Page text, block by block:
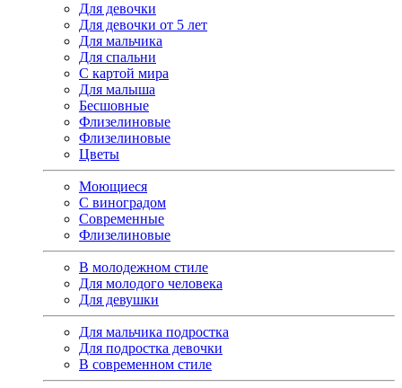
Для девочки
Для девочки от 5 лет
Для мальчика
Для спальни
С картой мира
Для малыша
Бесшовные
Флизелиновые
Флизелиновые
Цветы
Моющиеся
С виноградом
Современные
Флизелиновые
В молодежном стиле
Для молодого человека
Для девушки
Для мальчика подростка
Для подростка девочки
В современном стиле